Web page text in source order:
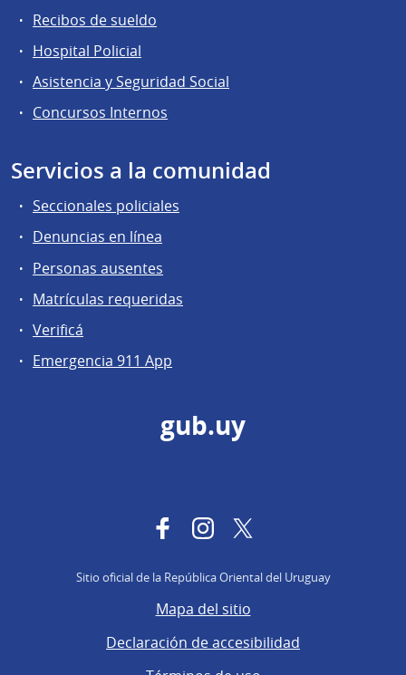
Recibos de sueldo
Hospital Policial
Asistencia y Seguridad Social
Concursos Internos
Servicios a la comunidad
Seccionales policiales
Denuncias en línea
Personas ausentes
Matrículas requeridas
Verificá
Emergencia 911 App
gub.uy
FacebookInstagram
Sitio oficial de la República Oriental del Uruguay
Mapa del sitio
Declaración de accesibilidad